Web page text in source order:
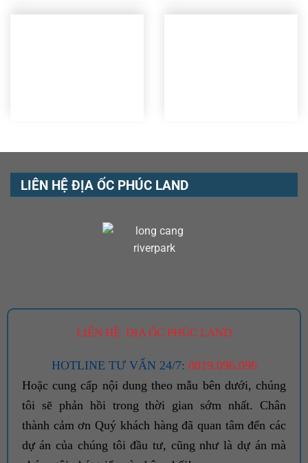
LIÊN HỆ ĐỊA ỐC PHÚC LAND
LIÊN HỆ ĐỊA ỐC PHÚC LAND
HOTLINE TƯ VẤN 24/7: 0819.096.096
Hoặc cung cấp nội dung theo mẫu bên dưới, chúng
tôi sẽ phản hồi trong thời gian sớm nhất. Chân
thành cảm ơn Quý khách hàng đã quan tâm đến các
dự án của chúng tôi đầu tư, cũng như là dự án mà